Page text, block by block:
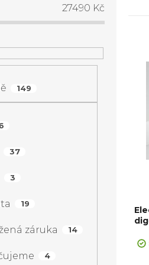
27490 Kč
149
37
3
19
záruka 14
4
d
u
r
o